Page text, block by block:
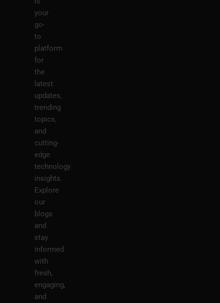
your
go-
to
platform
for
the
latest
updates,
trending
topics,
and
cutting-
edge
technology
insights.
Explore
our
blogs
and
stay
informed
with
fresh,
engaging,
and